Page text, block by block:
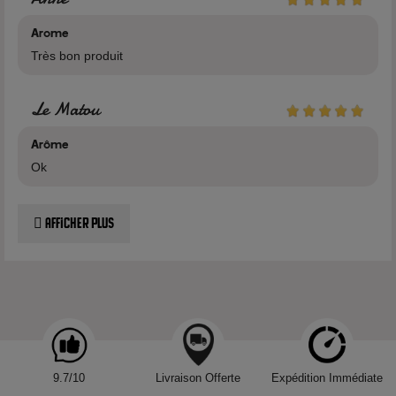
Arôme concentré pour e-liquide DIY à diluer dans de la base.
Ne pas vaper seul.
Arome
Très bon produit
Le Matou
Arôme
Ok
Afficher plus
9.7/10 Livraison Offerte Expédition Immédiate